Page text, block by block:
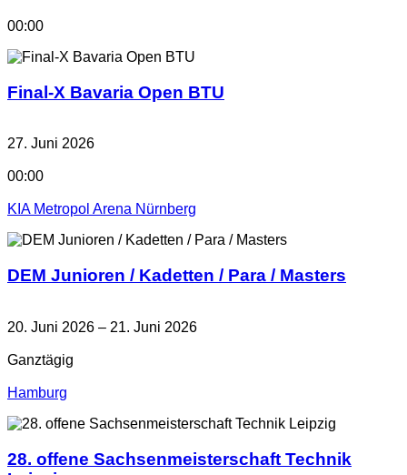
00:00
Final-X Bavaria Open BTU
27. Juni 2026
00:00
KIA Metropol Arena Nürnberg
DEM Junioren / Kadetten / Para / Masters
20. Juni 2026 – 21. Juni 2026
Ganztägig
Hamburg
28. offene Sachsenmeisterschaft Technik